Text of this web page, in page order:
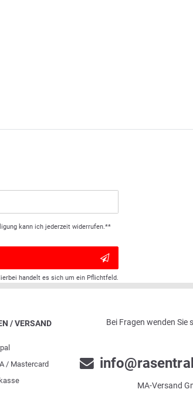
kann ich jederzeit widerrufen.**
handelt es sich um ein Pflichtfeld.
/ VERSAND
/ Mastercard
Bei Fragen wenden Sie
MA-Versand